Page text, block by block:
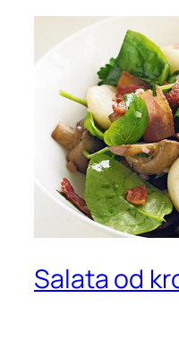
Salata od